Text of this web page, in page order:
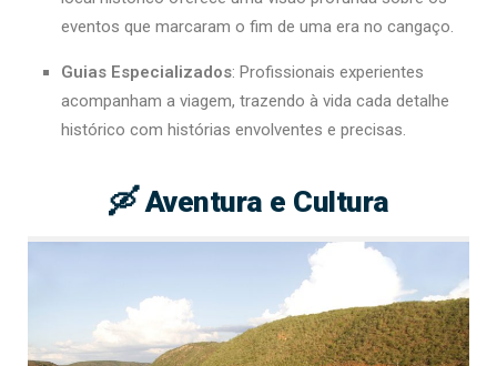
eventos que marcaram o fim de uma era no cangaço.
Guias Especializados: Profissionais experientes
acompanham a viagem, trazendo à vida cada detalhe
histórico com histórias envolventes e precisas.
🛶 Aventura e Cultura